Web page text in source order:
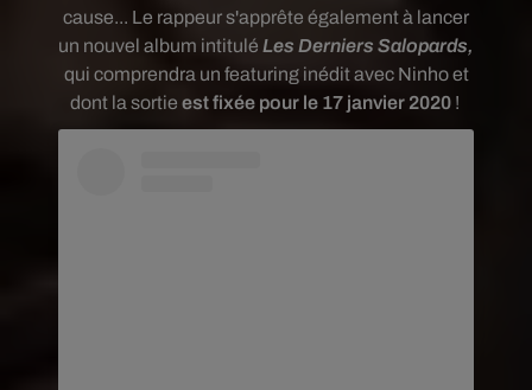
cause... Le rappeur s'apprête également à lancer
un nouvel album intitulé Les Derniers Salopards,
qui comprendra un featuring inédit avec Ninho et
dont la sortie est fixée pour le 17 janvier 2020 !